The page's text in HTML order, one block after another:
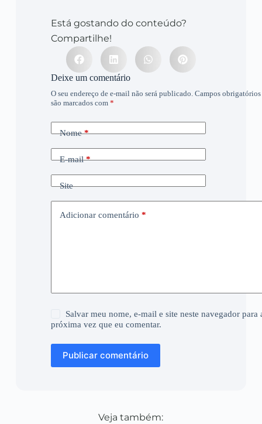
Está gostando do conteúdo?
Compartilhe!
Deixe um comentário
O seu endereço de e-mail não será publicado. Campos obrigatórios
são marcados com *
Nome*
E-mail*
Site
Adicionar comentário *
Salvar meu nome, e-mail e site neste navegador para
próxima vez que eu comentar.
Publicar comentário
Veja também: